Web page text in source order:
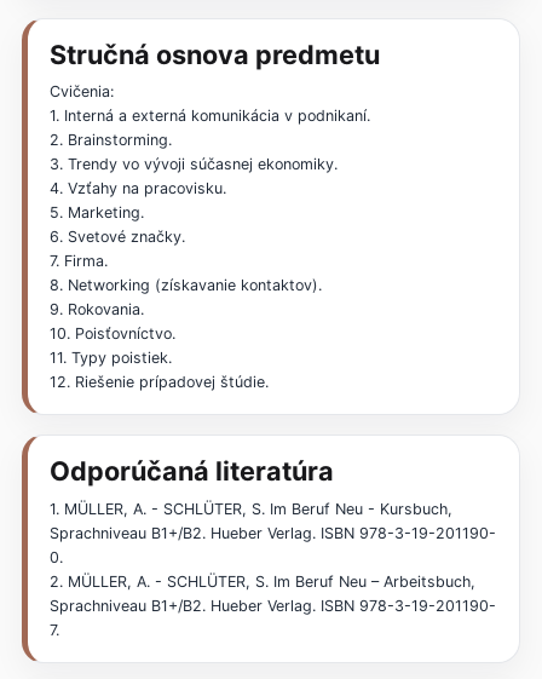
Stručná osnova predmetu
Cvičenia:
1. Interná a externá komunikácia v podnikaní.
2. Brainstorming.
3. Trendy vo vývoji súčasnej ekonomiky.
4. Vzťahy na pracovisku.
5. Marketing.
6. Svetové značky.
7. Firma.
8. Networking (získavanie kontaktov).
9. Rokovania.
10. Poisťovníctvo.
11. Typy poistiek.
12. Riešenie prípadovej štúdie.
Odporúčaná literatúra
1. MÜLLER, A. - SCHLÜTER, S. Im Beruf Neu - Kursbuch,
Sprachniveau B1+/B2. Hueber Verlag. ISBN 978-3-19-201190-
0.
2. MÜLLER, A. - SCHLÜTER, S. Im Beruf Neu – Arbeitsbuch,
Sprachniveau B1+/B2. Hueber Verlag. ISBN 978-3-19-201190-
7.